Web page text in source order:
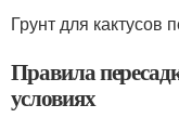
Грунт для
Правила
условиях